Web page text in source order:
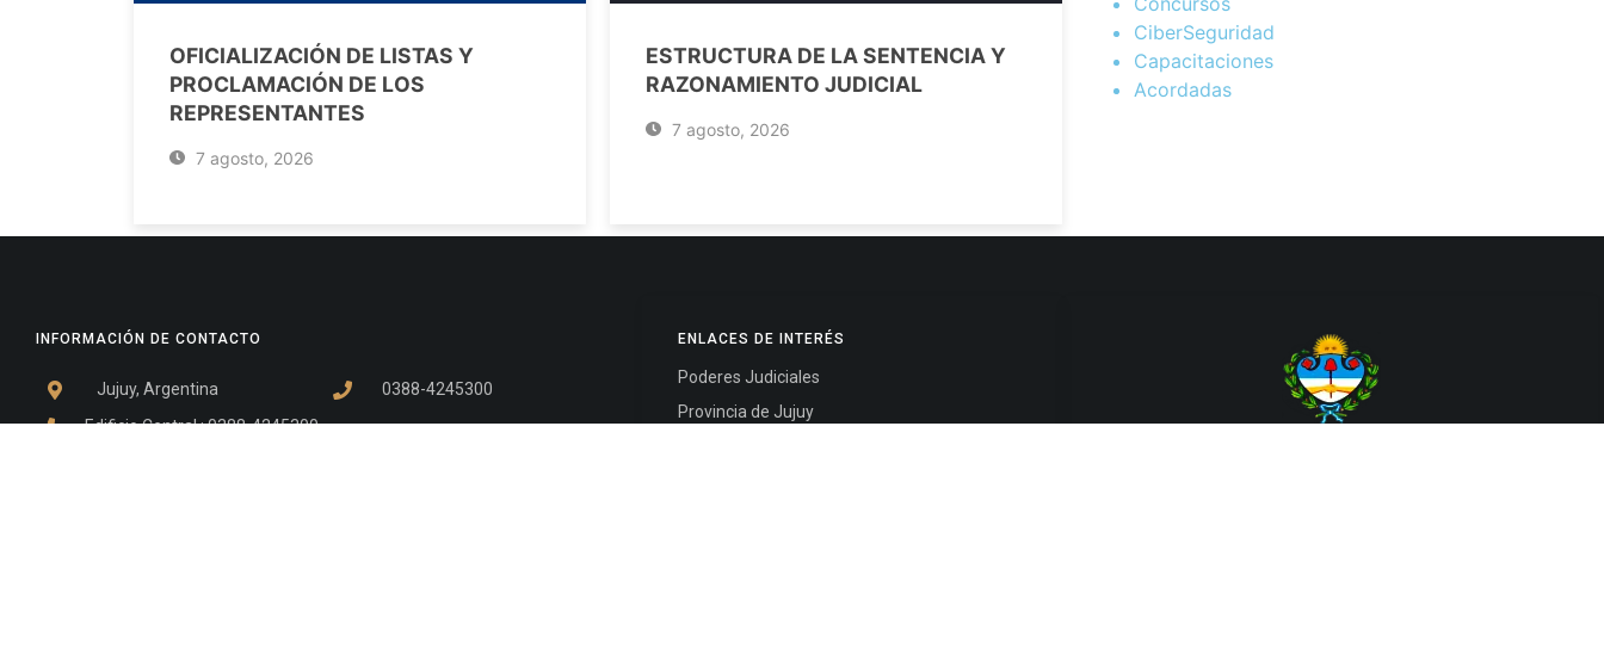
OFICIALIZACIÓN DE LISTAS Y
PROCLAMACIÓN DE LOS
REPRESENTANTES
7 agosto, 2026
ESTRUCTURA DE LA SENTENCIA Y
RAZONAMIENTO JUDICIAL
7 agosto, 2026
CiberSeguridad
Capacitaciones
Acordadas
INFORMACIÓN DE CONTACTO
Jujuy, Argentina
0388-4245300
Edificio Central : 0388-4245300
ENLACES DE INTERÉS
Poderes Judiciales
Provincia de Jujuy